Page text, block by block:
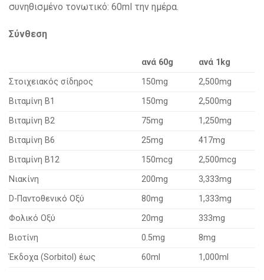
συνηθισμένο τονωτικό: 60ml την ημέρα.
Σύνθεση
ανά 60g
ανά 1kg
Στοιχειακός σίδηρος
150mg
2,500mg
Βιταμίνη B1
150mg
2,500mg
Βιταμίνη B2
75mg
1,250mg
Βιταμίνη B6
25mg
417mg
Βιταμίνη B12
150mcg
2,500mcg
Νιακίνη
200mg
3,333mg
D-Παντοθενικό Οξύ
80mg
1,333mg
Φολικό Οξύ
20mg
333mg
Βιοτίνη
0.5mg
8mg
Έκδοχα (Sorbitol) έως
60ml 1,000ml